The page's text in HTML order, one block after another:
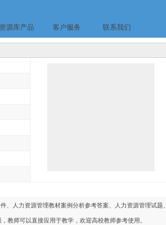
资源库产品 客户服务 联系我们
、人力资源管理教材案例分析参考答案、人力资源管理试题、
教师可以直接应用于教学，欢迎高校教师参考使用。